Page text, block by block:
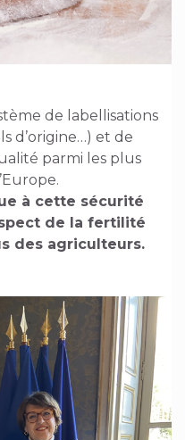
de labellisations
d’origine…) et de
parmi les plus
à cette sécurité
de la fertilité
des agriculteurs.